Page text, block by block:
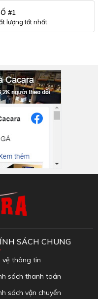
#1
lượng tốt nhất
SÁCH CHUNG
vệ thông tin
sách thanh toán
sách vận chuyển